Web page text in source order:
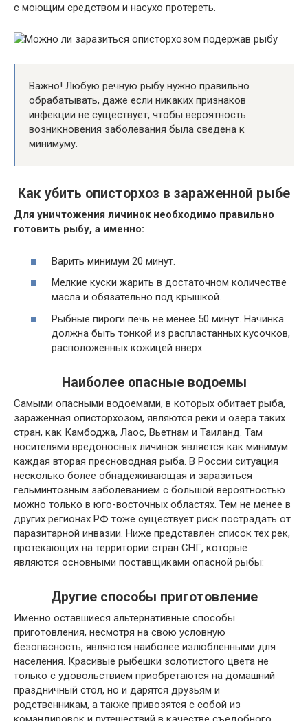
с моющим средством и насухо протереть.
Важно! Любую речную рыбу нужно правильно
обрабатывать, даже если никаких признаков
инфекции не существует, чтобы вероятность
возникновения заболевания была сведена к
минимуму.
Как убить описторхоз в зараженной рыбе
Для уничтожения личинок необходимо правильно
готовить рыбу, а именно:
Варить минимум 20 минут.
Мелкие куски жарить в достаточном количестве
масла и обязательно под крышкой.
Рыбные пироги печь не менее 50 минут. Начинка
должна быть тонкой из распластанных кусочков,
расположенных кожицей вверх.
Наиболее опасные водоемы
Самыми опасными водоемами, в которых обитает рыба,
зараженная описторхозом, являются реки и озера таких
стран, как Камбоджа, Лаос, Вьетнам и Таиланд. Там
носителями вредоносных личинок является как минимум
каждая вторая пресноводная рыба. В России ситуация
несколько более обнадеживающая и заразиться
гельминтозным заболеванием с большой вероятностью
можно только в юго-восточных областях. Тем не менее в
других регионах РФ тоже существует риск пострадать от
паразитарной инвазии. Ниже представлен список тех рек,
протекающих на территории стран СНГ, которые
являются основными поставщиками опасной рыбы:
Другие способы приготовление
Именно оставшиеся альтернативные способы
приготовления, несмотря на свою условную
безопасность, являются наиболее излюбленными для
населения. Красивые рыбешки золотистого цвета не
только с удовольствием приобретаются на домашний
праздничный стол, но и дарятся друзьям и
родственникам, а также привозятся с собой из